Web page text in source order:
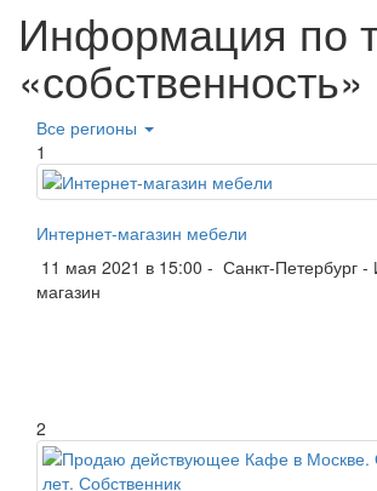
Информация по
«собственность»
Все регионы
1
Интернет-магазин мебели
11 мая 2021 в 15:00 - Санкт-Петербург -
магазин
2